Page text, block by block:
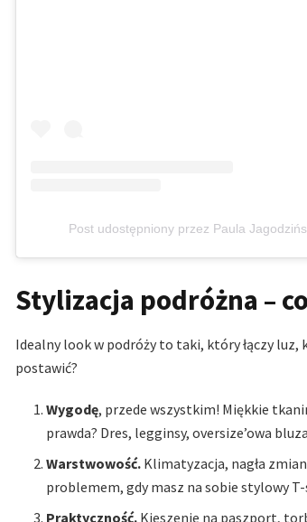
Post udostępniony przez Paula
Stylizacja podróżna –
Idealny look w podróży to taki, który łączy
postawić?
Wygodę, przede wszystkim! Miękkie
prawda? Dres, legginsy, oversize’owa
Warstwowość. Klimatyzacja, nagła
problemem, gdy masz na sobie stylowy
Praktyczność. Kieszenie na paszport,